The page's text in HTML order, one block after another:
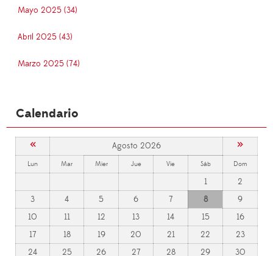
Mayo 2025 (34)
Abril 2025 (43)
Marzo 2025 (74)
Calendario
« Agosto 2026 »
Lun Mar Mier Jue Vie Sáb Dom
1
2
3
4 5 6 7 8
9
10
11 12 13 14 15
16
17
18 19 20 21 22
23
24
25 26 27 28 29
30